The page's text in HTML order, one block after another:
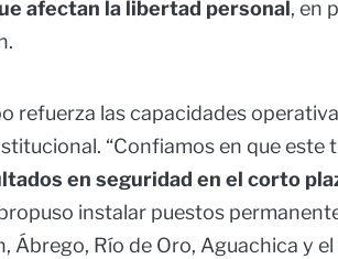
afectan la libertad personal, en
refuerza las capacidades
“Confiamos en que este
en seguridad en el corto
instalar puestos
Ábrego, Río de Oro, Aguachica y